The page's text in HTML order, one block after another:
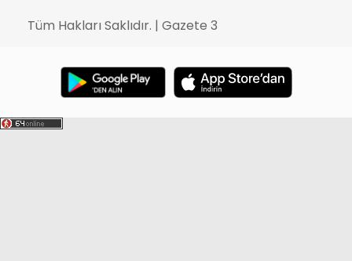
Tüm Hakları Saklıdır. | Gazete 3